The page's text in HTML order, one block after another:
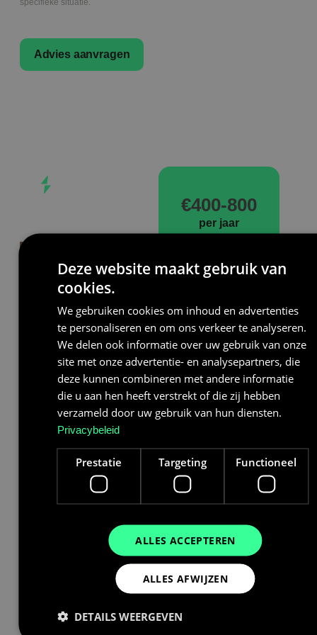
specifieke situatie.
Advies aanvragen
teruggave op
aankoopprijs
Als woningeigenaar
kunt u de BTW op
zowel het product als
de installatie
facturen van BAUHAUS
en de installateur
samen indienen.
test vóór aankoop
BAUHAUS +
installatiefactuur
samen indienen
Wij begeleiden de
volledige aanvraag en
Uitbetaling binnen 8–
€400-800
per jaar
Deze website maakt gebruik van
cookies.
We gebruiken cookies om inhoud en advertenties
te personaliseren en om ons verkeer te analyseren.
We delen ook informatie over uw gebruik van onze
site met onze advertentie- en analysepartners, die
deze kunnen combineren met andere informatie
die u aan hen heeft verstrekt of die zij hebben
verzameld door uw gebruik van hun diensten.
Privacybeleid
Prestatie Targeting Functioneel
ALLES ACCEPTEREN
ALLES AFWIJZEN
DETAILS WEERGEVEN